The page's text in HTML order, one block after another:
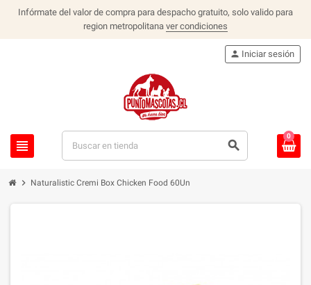
Infórmate del valor de compra para despacho gratuito, solo valido para
region metropolitana ver condiciones
view_headline search
person Iniciar sesión
0
chevron_right Naturalistic Cremi Box Chicken Food 60Un